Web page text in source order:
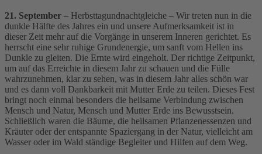
21. September – Herbsttagundnachtgleiche – Wir treten nun in die
dunkle Hälfte des Jahres ein und unsere Aufmerksamkeit ist in
dieser Zeit mehr auf die Vorgänge in unserem Inneren gerichtet. Es
herrscht eine sehr ruhige Grundenergie, um sanft vom Hellen ins
Dunkle zu gleiten. Die Ernte wird eingeholt. Der richtige Zeitpunkt,
um auf das Erreichte in diesem Jahr zu schauen und die Fülle
wahrzunehmen, klar zu sehen, was in diesem Jahr alles schön war
und es dann voll Dankbarkeit mit Mutter Erde zu teilen. Dieses Fest
bringt noch einmal besonders die heilsame Verbindung zwischen
Mensch und Natur, Mensch und Mutter Erde ins Bewusstsein.
Schließlich waren die Bäume, die heilsamen Pflanzenessenzen und
Kräuter oder der entspannte Spaziergang in der Natur, vielleicht am
Wasser oder im Wald ständige Begleiter und Hilfen auf dem Weg.